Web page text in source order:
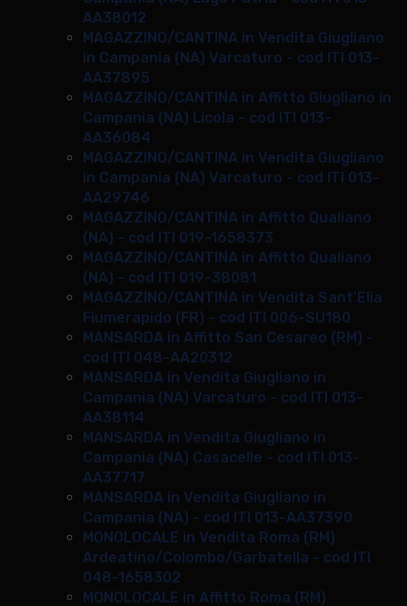
AA38012
MAGAZZINO/CANTINA in Vendita Giugliano
in Campania (NA) Varcaturo - cod ITI 013-
AA37895
MAGAZZINO/CANTINA in Affitto Giugliano in
Campania (NA) Licola - cod ITI 013-
AA36084
MAGAZZINO/CANTINA in Vendita Giugliano
in Campania (NA) Varcaturo - cod ITI 013-
AA29746
MAGAZZINO/CANTINA in Affitto Qualiano
(NA) - cod ITI 019-1658373
MAGAZZINO/CANTINA in Affitto Qualiano
(NA) - cod ITI 019-38081
MAGAZZINO/CANTINA in Vendita Sant'Elia
Fiumerapido (FR) - cod ITI 006-SU180
MANSARDA in Affitto San Cesareo (RM) -
cod ITI 048-AA20312
MANSARDA in Vendita Giugliano in
Campania (NA) Varcaturo - cod ITI 013-
AA38114
MANSARDA in Vendita Giugliano in
Campania (NA) Casacelle - cod ITI 013-
AA37717
MANSARDA in Vendita Giugliano in
Campania (NA) - cod ITI 013-AA37390
MONOLOCALE in Vendita Roma (RM)
Ardeatino/Colombo/Garbatella - cod ITI
048-1658302
MONOLOCALE in Affitto Roma (RM)